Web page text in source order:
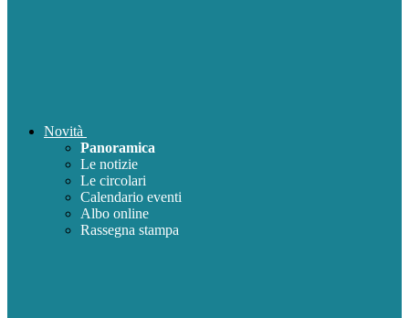
Novità
Panoramica
Le notizie
Le circolari
Calendario eventi
Albo online
Rassegna stampa